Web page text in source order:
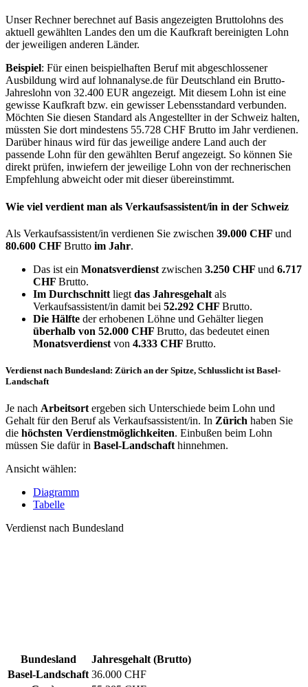
Unser Rechner berechnet auf Basis angezeigten Bruttolohns des
aktuell gewählten Landes den um die Kaufkraft bereinigten Lohn
der jeweiligen anderen Länder.
Beispiel: Für einen beispielhaften Beruf mit abgeschlossener
Ausbildung wird auf lohnanalyse.de für Deutschland ein Brutto-
Jahreslohn von 32.400 EUR angezeigt. Mit diesem Lohn ist eine
gewisse Kaufkraft bzw. ein gewisser Lebensstandard verbunden.
Möchten Sie diesen Standard als Angestellter in der Schweiz halten,
müssten Sie dort mindestens 55.728 CHF Brutto im Jahr verdienen.
Darüber hinaus wird für das jeweilige andere Land auch der
passende Lohn für den gewählten Beruf angezeigt. So können Sie
direkt prüfen, inwiefern der jeweilige Lohn von der rechnerischen
Empfehlung abweicht oder mit dieser übereinstimmt.
Wie viel verdient man als Verkaufsassistent/in in der Schweiz
Als Verkaufsassistent/in verdienen Sie zwischen 39.000 CHF und
80.600 CHF Brutto im Jahr.
Das ist ein Monatsverdienst zwischen 3.250 CHF und 6.717
CHF Brutto.
Im Durchschnitt liegt das Jahresgehalt als
Verkaufsassistent/in damit bei 52.292 CHF Brutto.
Die Hälfte der erhobenen Löhne und Gehälter liegen
überhalb von 52.000 CHF Brutto, das bedeutet einen
Monatsverdienst von 4.333 CHF Brutto.
Verdienst nach Bundesland: Zürich an der Spitze, Schlusslicht ist Basel-
Landschaft
Je nach Arbeitsort ergeben sich Unterschiede beim Lohn und
Gehalt für den Beruf als Verkaufsassistent/in. In Zürich haben Sie
die höchsten Verdienstmöglichkeiten. Einbußen beim Lohn
müssen Sie dafür in Basel-Landschaft hinnehmen.
Ansicht wählen:
Diagramm
Tabelle
Verdienst nach Bundesland
Bundesland
Jahresgehalt (Brutto)
Basel-Landschaft 36.000 CHF